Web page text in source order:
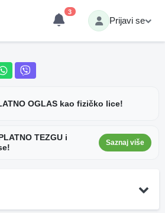
3
Prijavi se
OGLAS kao fizičko lice!
TEZGU i
Saznaj više